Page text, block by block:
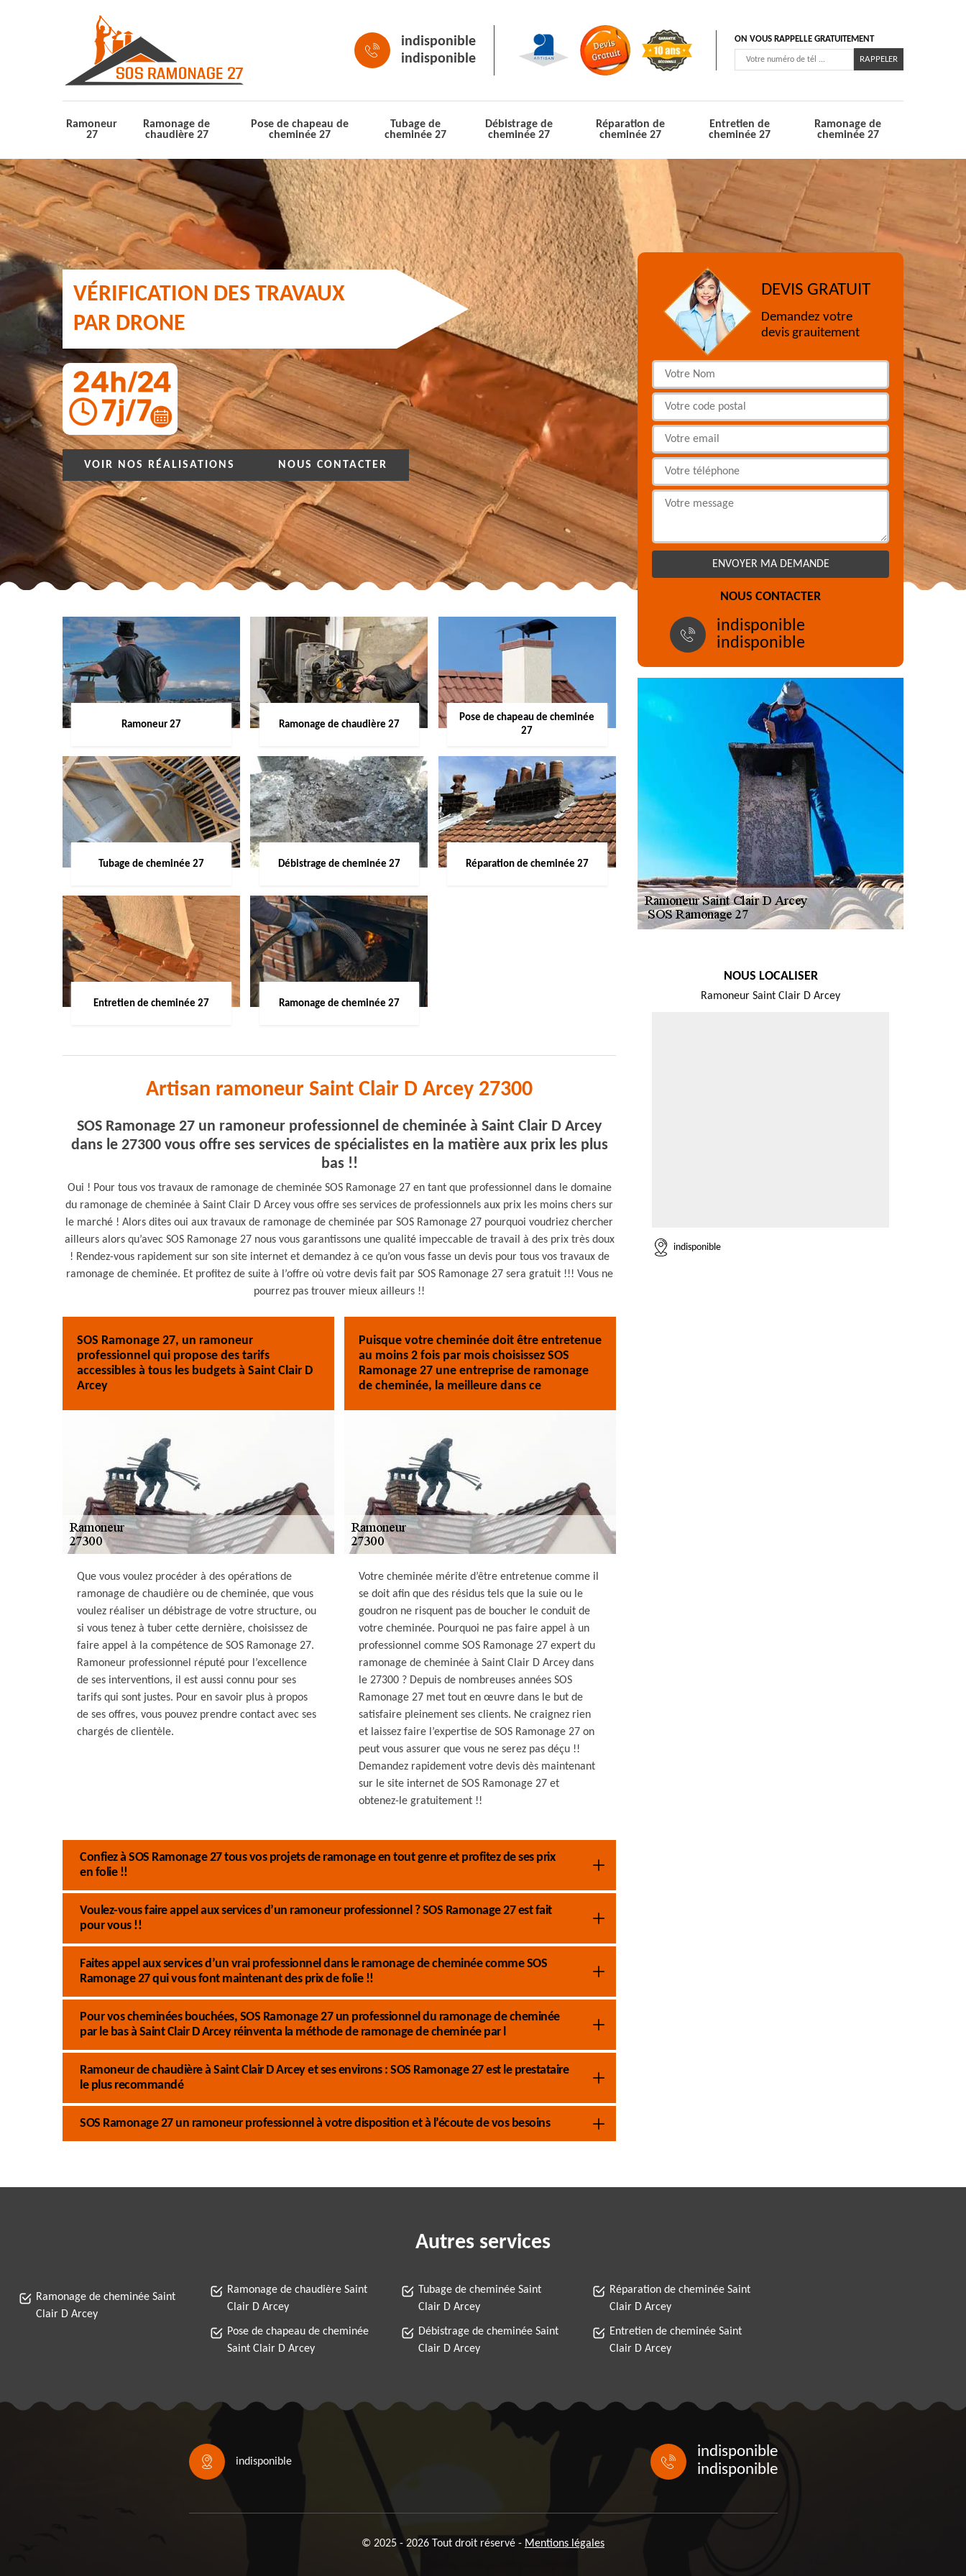
indisponible
indisponible
ON VOUS RAPPELLE GRATUITEMENT
Ramoneur
27
Ramonage de
chaudière 27
Pose de chapeau de
cheminée 27
Tubage de
cheminée 27
Débistrage de
cheminée 27
Réparation de
cheminée 27
Entretien de
cheminée 27
Ramonage de
cheminée 27
VÉRIFICATION DES TRAVAUX
PAR DRONE
VOIR NOS RÉALISATIONS NOUS CONTACTER
Ramoneur 27 Ramonage de chaudière 27
Pose de chapeau de cheminée
27
Tubage de cheminée 27 Débistrage de cheminée 27 Réparation de cheminée 27
Entretien de cheminée 27 Ramonage de cheminée 27
Artisan ramoneur Saint Clair D Arcey 27300
SOS Ramonage 27 un ramoneur professionnel de cheminée à Saint Clair D Arcey
dans le 27300 vous offre ses services de spécialistes en la matière aux prix les plus
bas !!
Oui ! Pour tous vos travaux de ramonage de cheminée SOS Ramonage 27 en tant que professionnel dans le domaine
du ramonage de cheminée à Saint Clair D Arcey vous offre ses services de professionnels aux prix les moins chers sur
le marché ! Alors dites oui aux travaux de ramonage de cheminée par SOS Ramonage 27 pourquoi voudriez chercher
ailleurs alors qu’avec SOS Ramonage 27 nous vous garantissons une qualité impeccable de travail à des prix très doux
! Rendez-vous rapidement sur son site internet et demandez à ce qu’on vous fasse un devis pour tous vos travaux de
ramonage de cheminée. Et profitez de suite à l’offre où votre devis fait par SOS Ramonage 27 sera gratuit !!! Vous ne
pourrez pas trouver mieux ailleurs !!
SOS Ramonage 27, un ramoneur
professionnel qui propose des tarifs
accessibles à tous les budgets à Saint Clair D
Arcey
Que vous voulez procéder à des opérations de
ramonage de chaudière ou de cheminée, que vous
voulez réaliser un débistrage de votre structure, ou
si vous tenez à tuber cette dernière, choisissez de
faire appel à la compétence de SOS Ramonage 27.
Ramoneur professionnel réputé pour l’excellence
de ses interventions, il est aussi connu pour ses
tarifs qui sont justes. Pour en savoir plus à propos
de ses offres, vous pouvez prendre contact avec ses
chargés de clientèle.
Puisque votre cheminée doit être entretenue
au moins 2 fois par mois choisissez SOS
Ramonage 27 une entreprise de ramonage
de cheminée, la meilleure dans ce
Votre cheminée mérite d’être entretenue comme il
se doit afin que des résidus tels que la suie ou le
goudron ne risquent pas de boucher le conduit de
votre cheminée. Pourquoi ne pas faire appel à un
professionnel comme SOS Ramonage 27 expert du
ramonage de cheminée à Saint Clair D Arcey dans
le 27300 ? Depuis de nombreuses années SOS
Ramonage 27 met tout en œuvre dans le but de
satisfaire pleinement ses clients. Ne craignez rien
et laissez faire l’expertise de SOS Ramonage 27 on
peut vous assurer que vous ne serez pas déçu !!
Demandez rapidement votre devis dès maintenant
sur le site internet de SOS Ramonage 27 et
obtenez-le gratuitement !!
Confiez à SOS Ramonage 27 tous vos projets de ramonage en tout genre et profitez de ses prix
en folie !!
Voulez-vous faire appel aux services d’un ramoneur professionnel ? SOS Ramonage 27 est fait
pour vous !!
Faites appel aux services d’un vrai professionnel dans le ramonage de cheminée comme SOS
Ramonage 27 qui vous font maintenant des prix de folie !!
Pour vos cheminées bouchées, SOS Ramonage 27 un professionnel du ramonage de cheminée
par le bas à Saint Clair D Arcey réinventa la méthode de ramonage de cheminée par l
Ramoneur de chaudière à Saint Clair D Arcey et ses environs : SOS Ramonage 27 est le prestataire
le plus recommandé
SOS Ramonage 27 un ramoneur professionnel à votre disposition et à l’écoute de vos besoins
DEVIS GRATUIT
Demandez votre
devis grauitement
NOUS CONTACTER
indisponible
indisponible
NOUS LOCALISER
Ramoneur Saint Clair D Arcey
indisponible
Autres services
Ramonage de cheminée Saint
Clair D Arcey
Ramonage de chaudière Saint
Clair D Arcey
Pose de chapeau de cheminée
Saint Clair D Arcey
Tubage de cheminée Saint
Clair D Arcey
Débistrage de cheminée Saint
Clair D Arcey
Réparation de cheminée Saint
Clair D Arcey
Entretien de cheminée Saint
Clair D Arcey
indisponible
indisponible
indisponible
© 2025 - 2026 Tout droit réservé - Mentions légales